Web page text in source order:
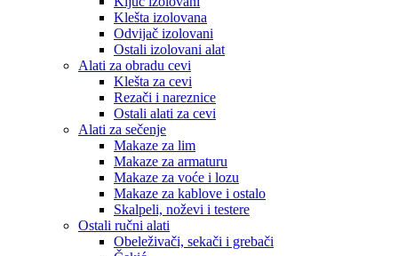
Klešta izolovana
Odvijač izolovani
Ostali izolovani alat
Alati za obradu cevi
Klešta za cevi
Rezači i nareznice
Ostali alati za cevi
Alati za sečenje
Makaze za lim
Makaze za armaturu
Makaze za voće i lozu
Makaze za kablove i ostalo
Skalpeli, noževi i testere
Ostali ručni alati
Obeleživači, sekači i grebači